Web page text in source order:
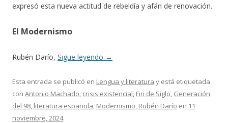
expresó esta nueva actitud de rebeldía y afán de renovación.
El Modernismo
Rubén Darío, Sigue leyendo →
Esta entrada se publicó en Lengua y literatura y está etiquetada
con Antonio Machado, crisis existencial, Fin de Siglo, Generación
del 98, literatura española, Modernismo, Rubén Darío en 11
noviembre, 2024.